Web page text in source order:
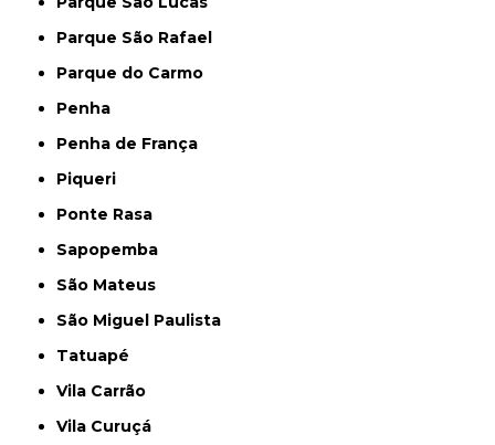
Parque São Rafael
Parque do Carmo
Penha
Penha de França
Piqueri
Ponte Rasa
Sapopemba
São Mateus
São Miguel Paulista
Tatuapé
Vila Carrão
Vila Curuçá